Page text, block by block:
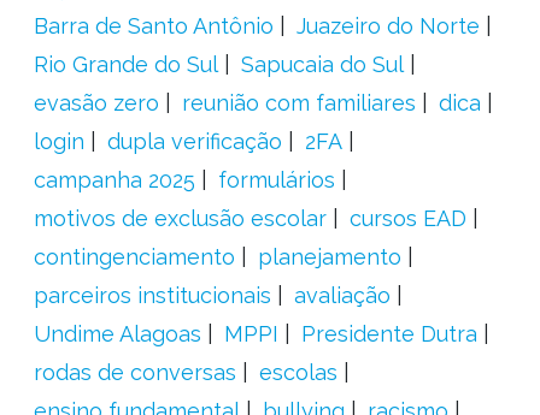
Barra de Santo Antônio
Juazeiro do Norte
Rio Grande do Sul
Sapucaia do Sul
evasão zero
reunião com familiares
dica
login
dupla verificação
2FA
campanha 2025
formulários
motivos de exclusão escolar
cursos EAD
contingenciamento
planejamento
parceiros institucionais
avaliação
Undime Alagoas
MPPI
Presidente Dutra
rodas de conversas
escolas